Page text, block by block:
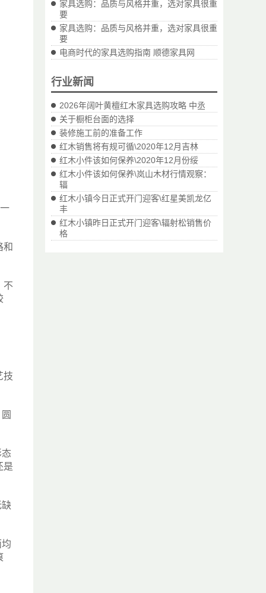
家具选购：品质与风格并重，选对家具很重
要
家具选购：品质与风格并重，选对家具很重
要
电商时代的家具选购指南 顺德家具网
行业新闻
2026年阔叶黄檀红木家具选购攻略 中丞
关于橱柜台面的选择
装修施工前的准备工作
红木销售将有规可循\2020年12月吉林
红木小件该如何保养\2020年12月份绥
红木小件该如何保养\岚山木材行情观察：
辐
红木小镇今日正式开门迎客\红星美凯龙亿
丰
红木小镇昨日正式开门迎客\辐射松销售价
格
和
不
技
态
是
缺